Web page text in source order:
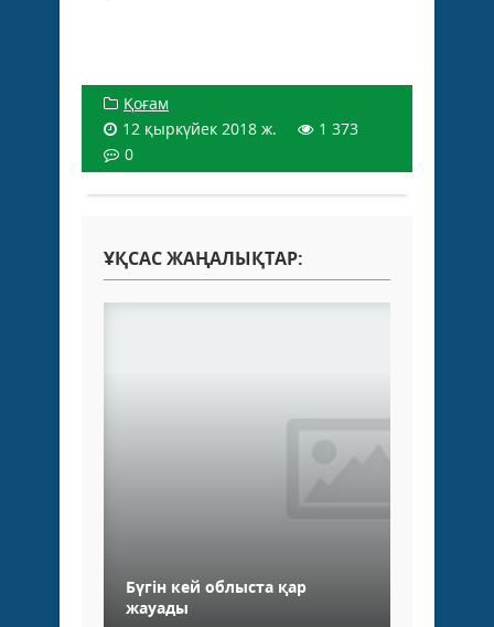
Қоғам
12 қыркүйек 2018 ж.
1 373
0
ҰҚСАС ЖАҢАЛЫҚТАР:
Бүгін кей облыста қар
жауады